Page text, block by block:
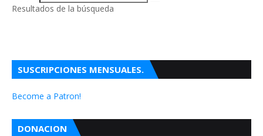
Resultados de la búsqueda
SUSCRIPCIONES MENSUALES.
Become a Patron!
DONACION